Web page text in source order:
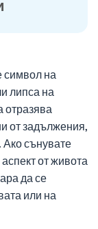
символ на
липса на
отразява
от задължения,
сънувате
от живота
да се
или на